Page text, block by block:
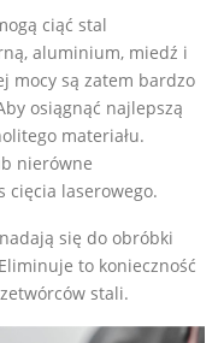
ciąć stal
aluminium, miedź i
mocy są zatem bardzo
osiągnąć najlepszą
materiału.
nierówne
cięcia laserowego.
się do obróbki
to konieczność
stali.